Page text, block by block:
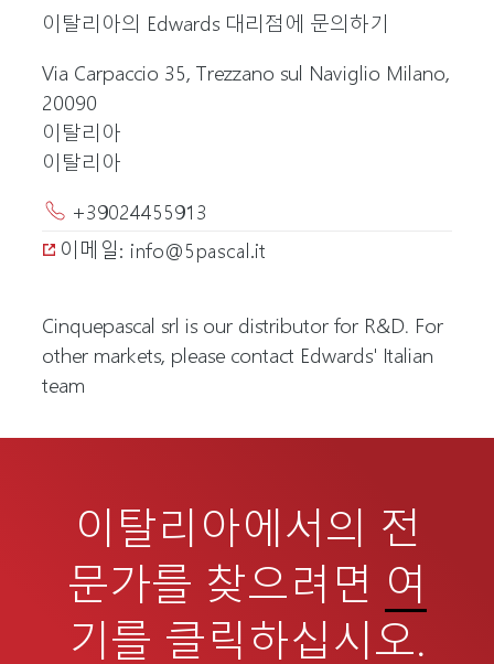
이탈리아의 Edwards 대리점에 문의하기
Via Carpaccio 35, Trezzano sul Naviglio Milano,
20090
이탈리아
이탈리아
+39024455913
이메일: info@5pascal.it
Cinquepascal srl is our distributor for R&D. For
other markets, please contact Edwards' Italian
team
이탈리아에서의 전
문가를 찾으려면 여
기를 클릭하십시오.